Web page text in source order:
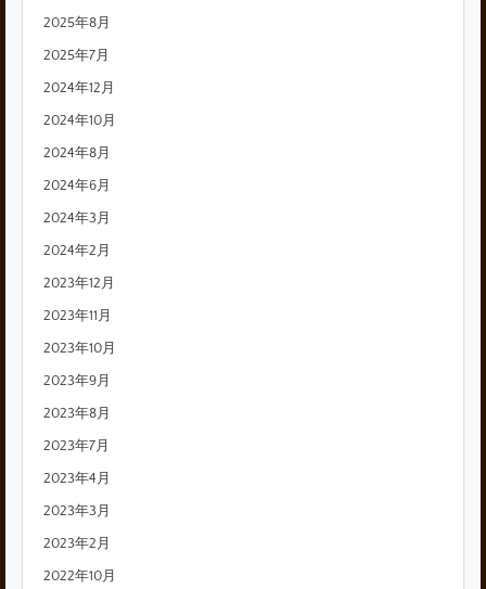
2025年8月
2025年7月
2024年12月
2024年10月
2024年8月
2024年6月
2024年3月
2024年2月
2023年12月
2023年11月
2023年10月
2023年9月
2023年8月
2023年7月
2023年4月
2023年3月
2023年2月
2022年10月